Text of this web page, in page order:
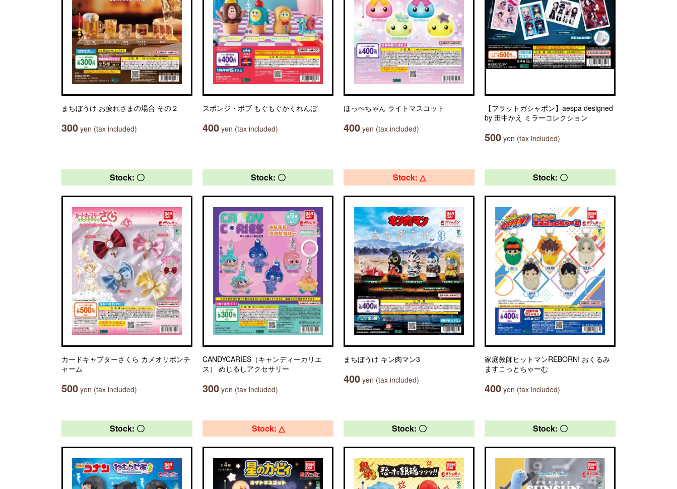
まちぼうけ お疲れさまの場合 その２
300 yen (tax included)
スポンジ・ボブ もぐもぐかくれんぼ
400 yen (tax included)
ほっぺちゃん ライトマスコット
400 yen (tax included)
【フラットガシャポン】aespa designed
by 田中かえ ミラーコレクション
500 yen (tax included)
Stock: 〇
カードキャプターさくら カメオリボンチ
ャーム
500 yen (tax included)
Stock: 〇
CANDYCARIES（キャンディーカリエ
ス） めじるしアクセサリー
300 yen (tax included)
Stock: △
まちぼうけ キン肉マン3
400 yen (tax included)
Stock: 〇
家庭教師ヒットマンREBORN! おくるみ
ますこっとちゃーむ
400 yen (tax included)
Stock: 〇 Stock: △ Stock: 〇 Stock: 〇